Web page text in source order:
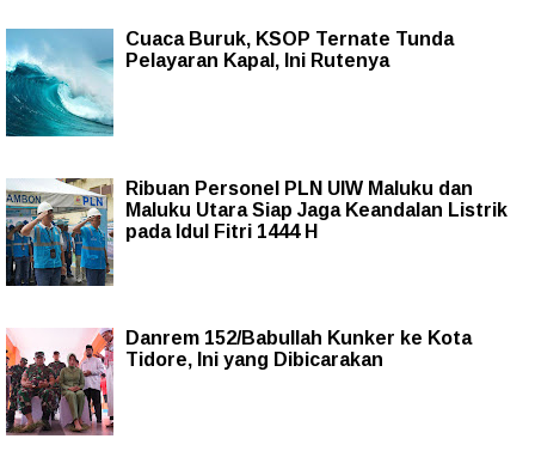
Cuaca Buruk, KSOP Ternate Tunda
Pelayaran Kapal, Ini Rutenya
Ribuan Personel PLN UIW Maluku dan
Maluku Utara Siap Jaga Keandalan Listrik
pada Idul Fitri 1444 H
Danrem 152/Babullah Kunker ke Kota
Tidore, Ini yang Dibicarakan